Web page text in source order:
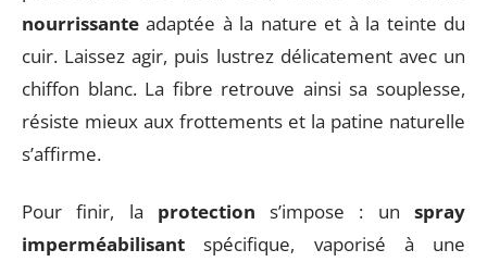
nourrissante adaptée à la nature et à la teinte du
cuir. Laissez agir, puis lustrez délicatement avec un
chiffon blanc. La fibre retrouve ainsi sa souplesse,
résiste mieux aux frottements et la patine naturelle
s’affirme.
Pour finir, la protection s’impose : unspray
imperméabilisant spécifique, vaporisé à une